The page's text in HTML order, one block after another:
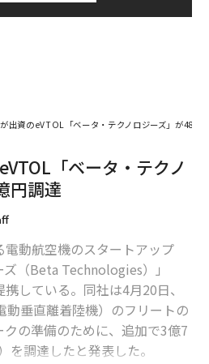
出資のeVTOL「ベータ・テクノロジーズ」が480
「ベータ・テクノ
円調達
動航空機のスタートアップ
ズ（Beta Technologies）」
している。同社は4月20日、
動垂直離着陸機）のフリートの
の準備のために、追加で3億7
を調達したと発表した。